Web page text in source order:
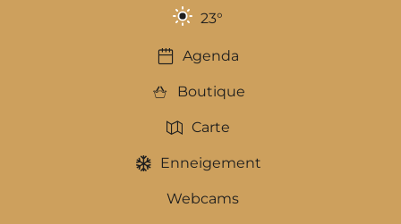
23°
Agenda
Boutique
Carte
Enneigement
Webcams